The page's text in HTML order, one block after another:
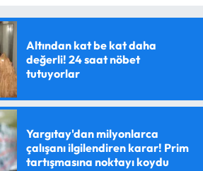
Altından kat be kat daha
değerli! 24 saat nöbet
tutuyorlar
Yargıtay'dan milyonlarca
çalışanı ilgilendiren karar! Prim
tartışmasına noktayı koydu